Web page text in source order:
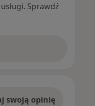
Sprawdź
swoją opinię